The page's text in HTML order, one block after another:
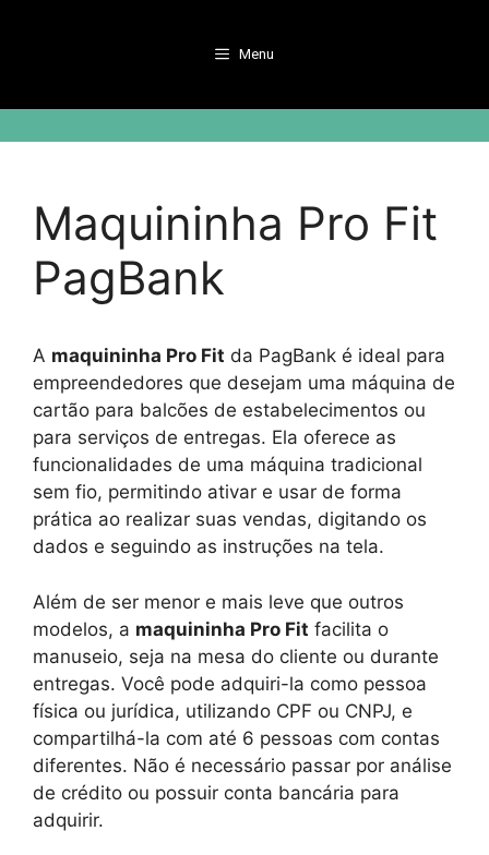
Menu
Maquininha Pro Fit
PagBank
A maquininha Pro Fit da PagBank é ideal para
empreendedores que desejam uma máquina de
cartão para balcões de estabelecimentos ou
para serviços de entregas. Ela oferece as
funcionalidades de uma máquina tradicional
sem fio, permitindo ativar e usar de forma
prática ao realizar suas vendas, digitando os
dados e seguindo as instruções na tela.
Além de ser menor e mais leve que outros
modelos, a maquininha Pro Fit facilita o
manuseio, seja na mesa do cliente ou durante
entregas. Você pode adquiri-la como pessoa
física ou jurídica, utilizando CPF ou CNPJ, e
compartilhá-la com até 6 pessoas com contas
diferentes. Não é necessário passar por análise
de crédito ou possuir conta bancária para
adquirir.